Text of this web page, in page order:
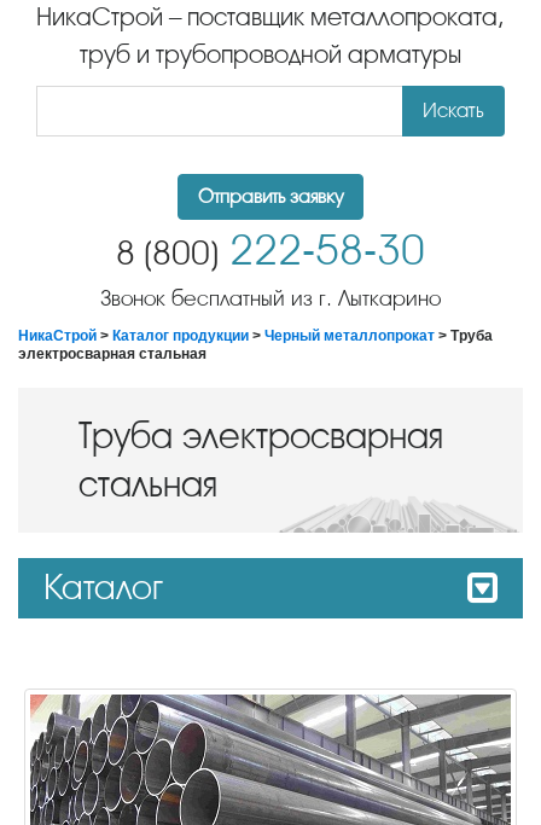
НикаСтрой – поставщик металлопроката,
труб и трубопроводной арматуры
Искать
Отправить заявку
8 (800) 222-58-30
Звонок бесплатный из г. Лыткарино
НикаСтрой > Каталог продукции > Черный металлопрокат > Труба
электросварная стальная
Труба электросварная
стальная
Каталог